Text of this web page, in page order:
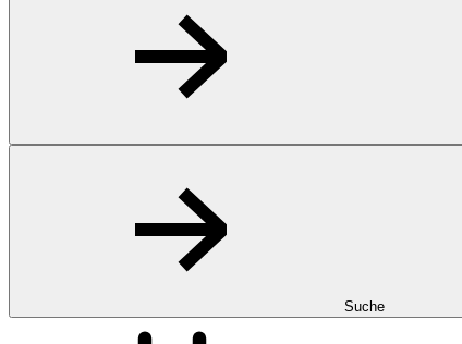
Suche